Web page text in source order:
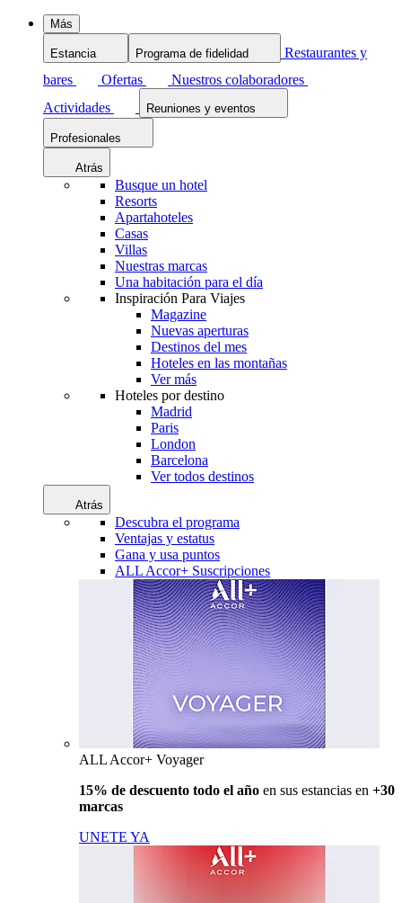
Más
Estancia Programa de fidelidad
Restaurantes y
bares
Ofertas
Nuestros colaboradores
Actividades
Reuniones y eventos
Profesionales
Atrás
Busque un hotel
Resorts
Apartahoteles
Casas
Villas
Nuestras marcas
Una habitación para el día
Inspiración Para Viajes
Magazine
Nuevas aperturas
Destinos del mes
Hoteles en las montañas
Ver más
Hoteles por destino
Madrid
Paris
London
Barcelona
Ver todos destinos
Atrás
Descubra el programa
Ventajas y estatus
Gana y usa puntos
ALL Accor+ Suscripciones
ALL Accor+ Voyager
15% de descuento todo el año en sus estancias en +30
marcas
UNETE YA